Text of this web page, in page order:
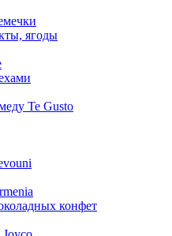
ягоды
Te Gusto
конфет